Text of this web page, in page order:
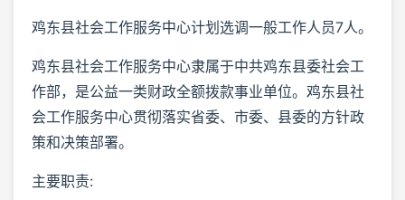
鸡东县社会工作服务中心计划选调一般工作人员7人。
鸡东县社会工作服务中心隶属于中共鸡东县委社会工
作部，是公益一类财政全额拨款事业单位。鸡东县社
会工作服务中心贯彻落实省委、市委、县委的方针政
策和决策部署。
主要职责: